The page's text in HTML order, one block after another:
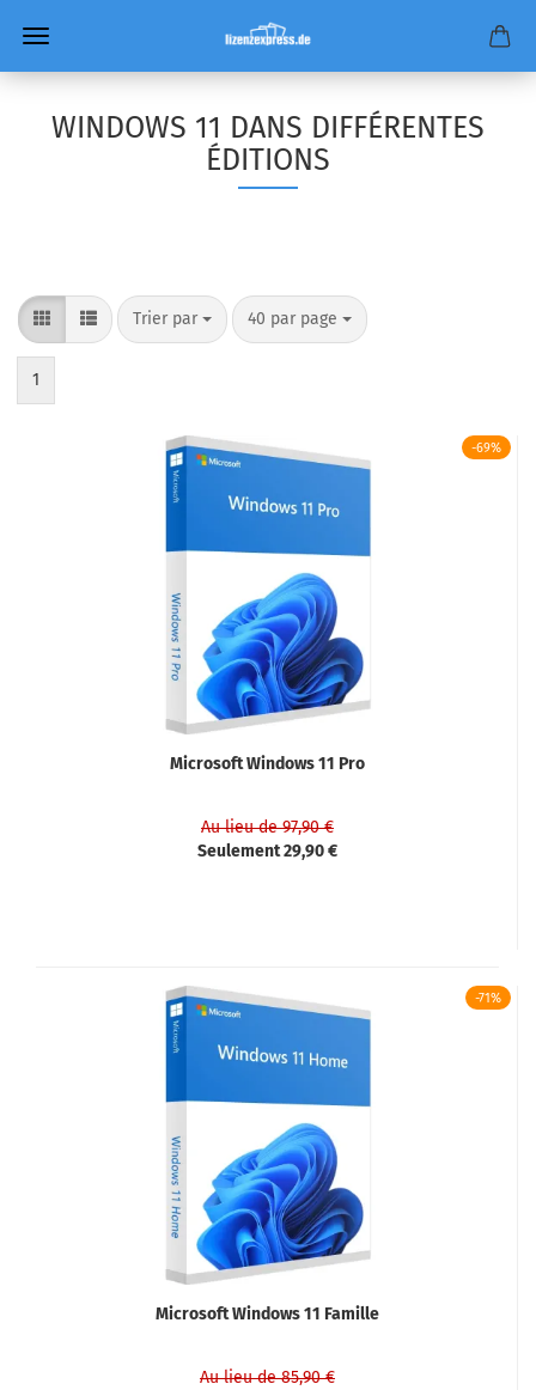
WINDOWS 11 DANS DIFFÉRENTES
ÉDITIONS
Trier par
Trier par 40 par page
par page
1
-69%
Microsoft Windows 11 Pro
Au lieu de 97,90 €
Seulement 29,90 €
-71%
Microsoft Windows 11 Famille
Au lieu de 85,90 €